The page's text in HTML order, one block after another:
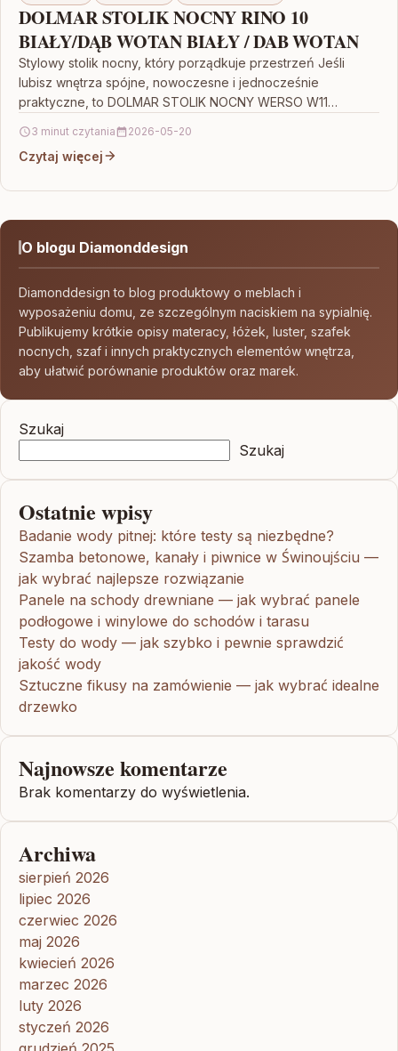
DOLMAR STOLIK NOCNY RINO 10
BIAŁY/DĄB WOTAN BIAŁY / DAB WOTAN
Stylowy stolik nocny, który porządkuje przestrzeń Jeśli
lubisz wnętrza spójne, nowoczesne i jednocześnie
praktyczne, to DOLMAR STOLIK NOCNY WERSO W11
3 minut czytania 2026-05-20
Czytaj więcej
O blogu Diamonddesign
Diamonddesign to blog produktowy o meblach i
wyposażeniu domu, ze szczególnym naciskiem na sypialnię.
Publikujemy krótkie opisy materacy, łóżek, luster, szafek
nocnych, szaf i innych praktycznych elementów wnętrza,
aby ułatwić porównanie produktów oraz marek.
Szukaj
Szukaj
Ostatnie wpisy
Badanie wody pitnej: które testy są niezbędne?
Szamba betonowe, kanały i piwnice w Świnoujściu —
jak wybrać najlepsze rozwiązanie
Panele na schody drewniane — jak wybrać panele
podłogowe i winylowe do schodów i tarasu
Testy do wody — jak szybko i pewnie sprawdzić
jakość wody
Sztuczne fikusy na zamówienie — jak wybrać idealne
drzewko
Najnowsze komentarze
Brak komentarzy do wyświetlenia.
Archiwa
sierpień 2026
lipiec 2026
czerwiec 2026
maj 2026
kwiecień 2026
marzec 2026
luty 2026
styczeń 2026